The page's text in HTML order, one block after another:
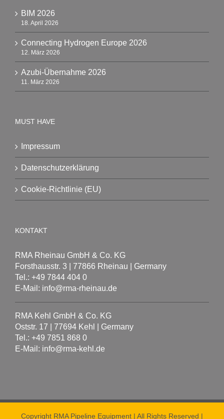
BIM 2026
18. April 2026
Connecting Hydrogen Europe 2026
12. März 2026
Azubi-Übernahme 2026
11. März 2026
MUST HAVE
Impressum
Datenschutzerklärung
Cookie-Richtlinie (EU)
KONTAKT
RMA Rheinau GmbH & Co. KG
Forsthausstr. 3 | 77866 Rheinau | Germany
Tel.: +49 7844 404 0
E-Mail: info@rma-rheinau.de
RMA Kehl GmbH & Co. KG
Oststr. 17 | 77694 Kehl | Germany
Tel.: +49 7851 868 0
E-Mail: info@rma-kehl.de
Copyright RMA Pipeline Equipment | All Rights Reserved |